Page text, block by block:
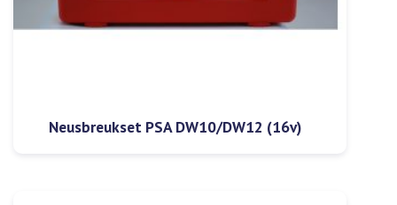
Neusbreukset PSA DW10/DW12 (16v)